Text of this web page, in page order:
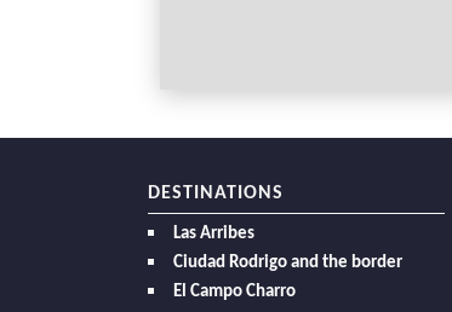
DESTINATIONS
Las Arribes
Ciudad Rodrigo and the border
El Campo Charro